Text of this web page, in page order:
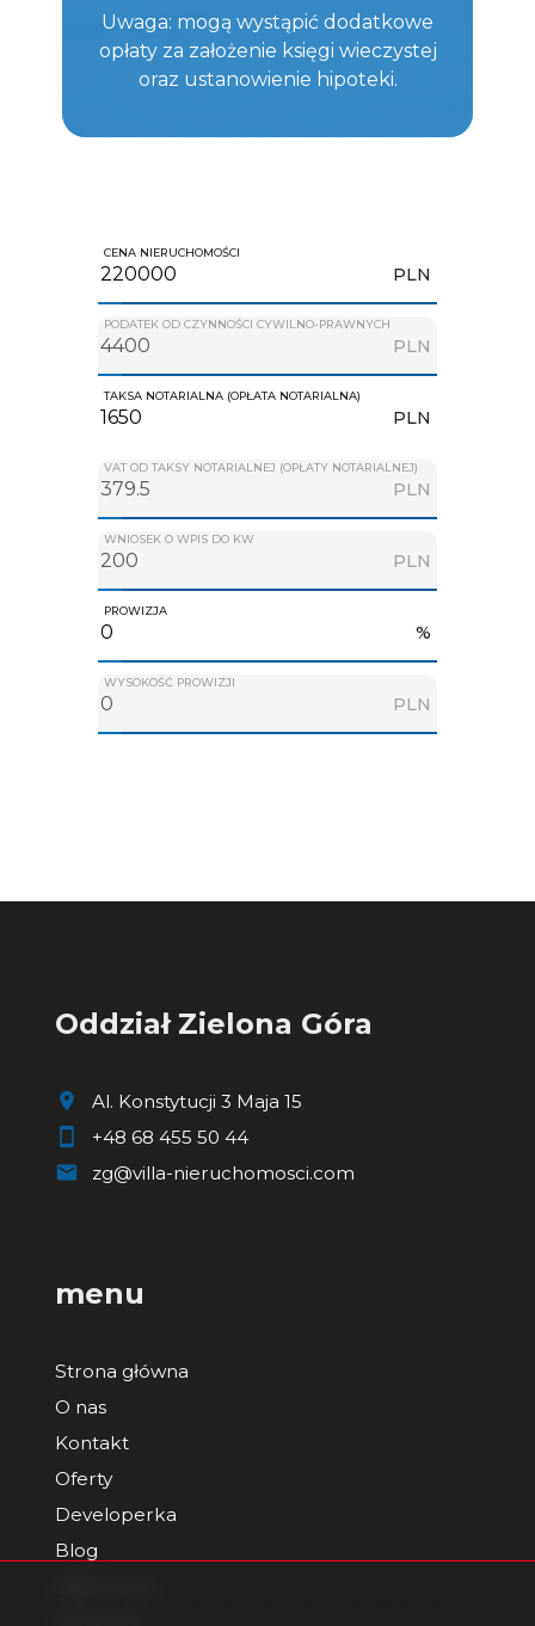
Uwaga: mogą wystąpić dodatkowe
opłaty za założenie księgi wieczystej
oraz ustanowienie hipoteki.
CENA NIERUCHOMOŚCI
PLN
PODATEK OD CZYNNOŚCI CYWILNO-PRAWNYCH
PLN
TAKSA NOTARIALNA (OPŁATA NOTARIALNA)
PLN
VAT OD TAKSY NOTARIALNEJ (OPŁATY NOTARIALNEJ)
PLN
WNIOSEK O WPIS DO KW
PLN
PROWIZJA
%
WYSOKOŚĆ PROWIZJI
PLN
Oddział Zielona Góra
Al. Konstytucji 3 Maja 15
+48 68 455 50 44
zg@villa-nieruchomosci.com
menu
Strona główna
O nas
Kontakt
Oferty
Developerka
Blog